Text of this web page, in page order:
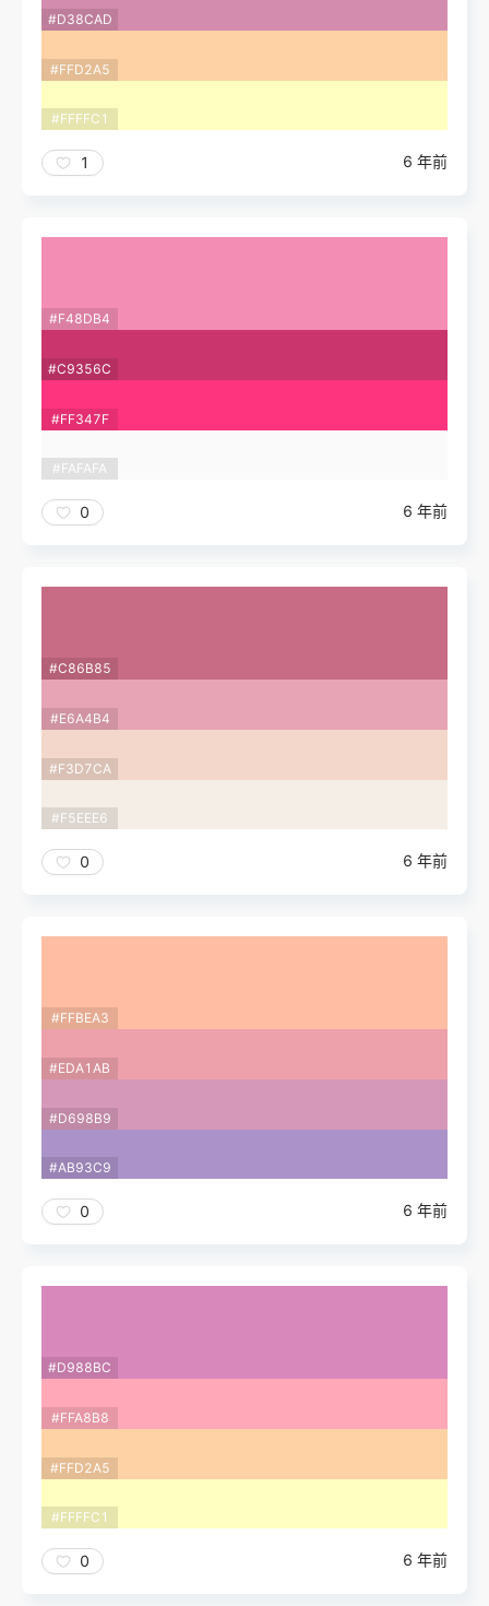
#D38CAD
#FFD2A5
#FFFFC1
1 6 年前
#F48DB4
#C9356C
#FF347F
#FAFAFA
0 6 年前
#C86B85
#E6A4B4
#F3D7CA
#F5EEE6
0 6 年前
#FFBEA3
#EDA1AB
#D698B9
#AB93C9
0 6 年前
#D988BC
#FFA8B8
#FFD2A5
#FFFFC1
0 6 年前